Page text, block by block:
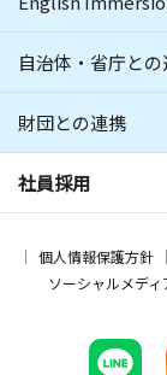
自治体・省庁と
財団との連携
社員採用
個人情報保護方針
ソーシャルメデ